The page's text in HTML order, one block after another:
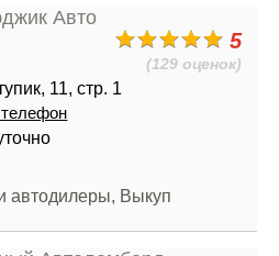
5
(129 оценок)
11, стр. 1
телефон
автодилеры, Выкуп